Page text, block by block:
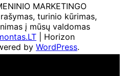
MARKETINGO
turinio kūrimas,
į mūsų valdomas
| Horizon
by WordPress.